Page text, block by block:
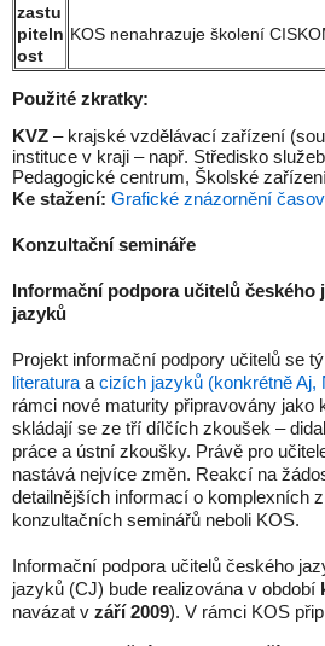
zastu
piteln
ost
KOS nenahrazuje školení
Použité zkratky:
KVZ – krajské vzdělávací zařízení
instituce v kraji – např. Středisko
Pedagogické centrum, Školské
Ke stažení: Grafické znázornění
Konzultační semináře
Informační podpora učitelů českého
jazyků
Projekt informační podpory učitelů se
literatura a cizích jazyků (konkrétně Aj,
rámci nové maturity připravovány jako
skládají se ze tří dílčích zkoušek –
práce a ústní zkoušky. Právě pro
nastává nejvíce změn. Reakcí na
detailnějších informací o komplexních
konzultačních seminářů neboli KOS.
Informační podpora učitelů českého
jazyků (CJ) bude realizována v období
navázat v září 2009). V rámci KOS